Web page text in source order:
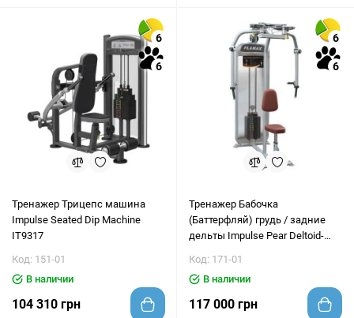
6
6
Тренажер Трицепс машина
Impulse Seated Dip Machine
IT9317
Код: 151-01
В наличии
104 310 грн
6
6
Тренажер Бабочка
(Баттерфляй) грудь / задние
дельты Impulse Pear Deltoid-
Код: 171-01
В наличии
117 000 грн